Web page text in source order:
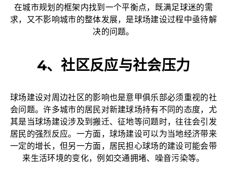
在城市规划的框架内找到一个平衡点，既满足球迷的需
求，又不影响城市的整体发展，是球场建设过程中亟待解
决的问题。
4、社区反应与社会压力
球场建设对周边社区的影响也是意甲俱乐部必须重视的社
会问题。许多城市的居民对新建球场持有不同的态度，尤
其是当球场建设涉及到搬迁、征地等问题时，往往会引发
居民的强烈反应。一方面，球场建设可以为当地经济带来
一定的增长，但另一方面，居民担心球场的建设可能会带
来生活环境的变化，例如交通拥堵、噪音污染等。